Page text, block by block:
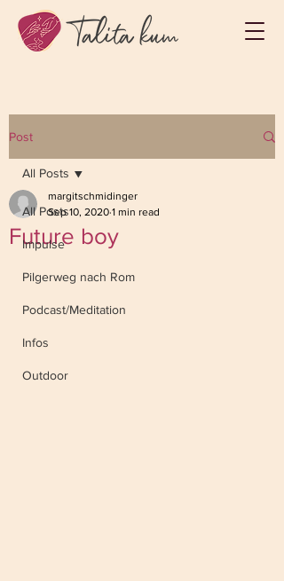
Post
All Posts
Impulse
Pilgerweg nach Rom
Podcast/Meditation
Infos
Outdoor
All Posts
Future boy
margitschmidinger
Sep 10, 2020 1 min read